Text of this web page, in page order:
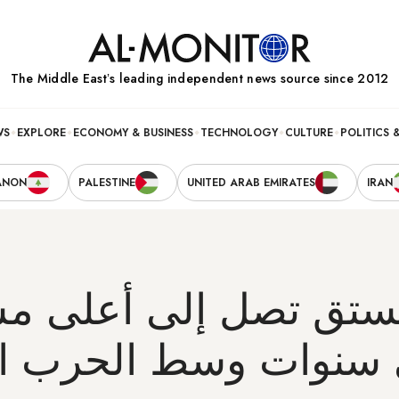
The Middle Eastʼs leading independent news source since 2012
POLITICS
CULTURE
TECHNOLOGY
ECONOMY & BUSINESS
EXPLORE
IRAN
UNITED ARAB EMIRATES
PALESTINE
تصل إلى أعلى
وسط الحرب